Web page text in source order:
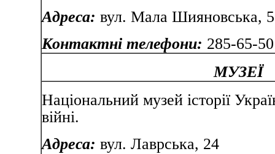
Адреса: вул. Мала
Контактні телефони: 285-65-50
МУЗЕЇ
Національний музей історії
війні.
Адреса: вул. Лаврська,